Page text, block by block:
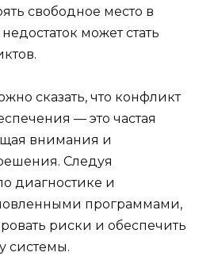
свободное место в
может стать
сказать, что конфликт
— это частая
внимания и
Следуя
диагностике и
программами,
риски и обеспечить
системы.